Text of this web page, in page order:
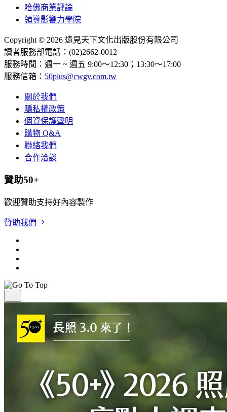
哈佛商業評論
領導影響力學院
Copyright © 2026 遠見天下文化出版股份有限公司
讀者服務部電話：(02)2662-0012
服務時間：週一 ~ 週五 9:00～12:30；13:30～17:00
服務信箱： 50plus@cwgv.com.tw
關於我們
隱私權政策
個資保護聲明
購物 Q&A
聯絡我們
合作洽談
贊助50+
歡迎贊助支持好內容製作
贊助我們